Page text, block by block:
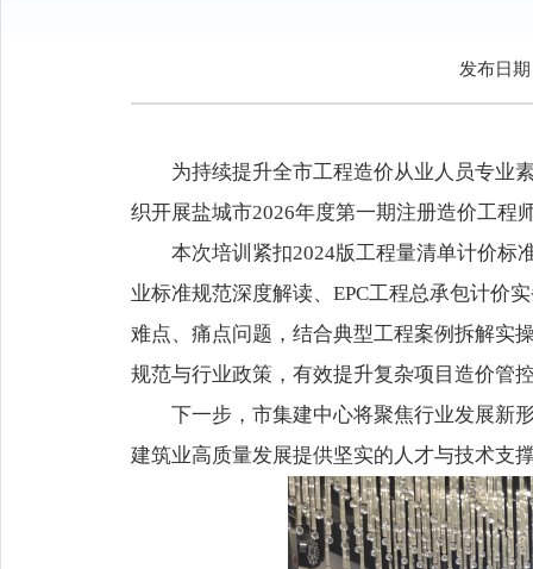
发布日
为持续提升全市工程造价从业人员专业
织开展盐城市2026年度第一期注册造价工程
本次培训紧扣2024版工程量清单计价标
业标准规范深度解读、EPC工程总承包计价
难点、痛点问题，结合典型工程案例拆解实
规范与行业政策，有效提升复杂项目造价管
下一步，市集建中心将聚焦行业发展新
建筑业高质量发展提供坚实的人才与技术支